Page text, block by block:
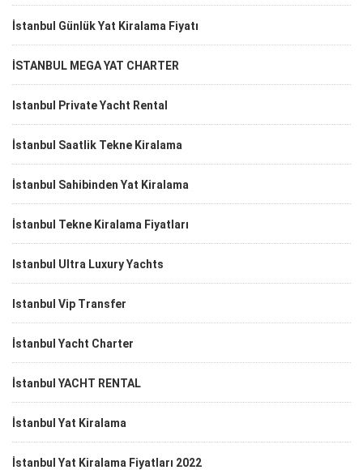
İstanbul Günlük Yat Kiralama Fiyatı
İSTANBUL MEGA YAT CHARTER
Istanbul Private Yacht Rental
İstanbul Saatlik Tekne Kiralama
İstanbul Sahibinden Yat Kiralama
İstanbul Tekne Kiralama Fiyatları
Istanbul Ultra Luxury Yachts
Istanbul Vip Transfer
İstanbul Yacht Charter
İstanbul YACHT RENTAL
İstanbul Yat Kiralama
İstanbul Yat Kiralama Fiyatları 2022